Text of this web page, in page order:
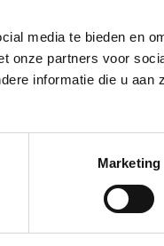
media te bieden en
onze partners voor
informatie die u aan
Marketing
Meld je aan voor onze